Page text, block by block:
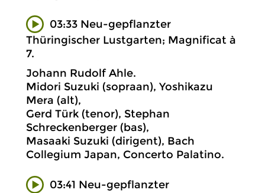
03:33 Neu-gepflanzter
Thüringischer Lustgarten; Magnificat à
7.
Johann Rudolf Ahle.
Midori Suzuki (sopraan), Yoshikazu
Mera (alt),
Gerd Türk (tenor), Stephan
Schreckenberger (bas),
Masaaki Suzuki (dirigent), Bach
Collegium Japan, Concerto Palatino.
03:41 Neu-gepflanzter